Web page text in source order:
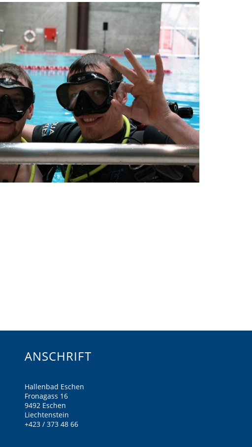
ANSCHRIFT
Hallenbad Eschen
Fronagass 16
9492 Eschen
Liechtenstein
+423 / 373 48 66